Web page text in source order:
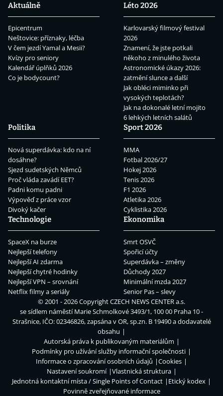
Aktuálně
Epicentrum
Neštovice: příznaky, léčba
V čem jezdí Yamal a Mesii?
Kvízy pro seniory
Kalendář úplňků 2026
Co je bodycount?
Léto 2026
Karlovarský filmový festival
2026
Znamení, že jste potkali
někoho z minulého života
Astronomické úkazy 2026:
zatmění slunce a další
Jak obléci miminko při
vysokých teplotách?
Jak na dokonalé letní mojito
6 lehkých letních salátů
Politika
Nová superdávka: kdo na ní
dosáhne?
Sjezd sudetských Němců
Proč vláda zavádí EET?
Padni komu padni
Výpověď z práce vzor
Divoký kačer
Sport 2026
MMA
Fotbal 2026/27
Hokej 2026
Tenis 2026
F1 2026
Atletika 2026
Cyklistika 2026
Technologie
SpaceX na burze
Nejlepší telefony
Nejlepší AI zdarma
Nejlepší chytré hodinky
Nejlepší VPN – srovnání
Netflix filmy a seriály
Ekonomika
Smrt OSVČ
Spořicí účty
Superdávka – změny
Důchody 2027
Minimální mzda 2027
Senior Pas – slevy
© 2001 - 2026 CopyrightCZECH NEWS CENTER a.s.
se sídlem náměstí Marie Schmolkové 3493/1, 100 00 Praha 10 -
Strašnice, IČO: 02346826, zapsána v OR, sp.zn. B 19490 a dodavatelé
obsahu
Autorská práva k publikovaným materiálům
Podmínky pro užívání služby informační společnosti
Informace o zpracování osobních údajů
Cookies
Nastavení soukromí
Vlastnická struktura
Jednotná kontaktní místa / Single Points of Contact
Etický kodex
Povinně zveřejňované informace